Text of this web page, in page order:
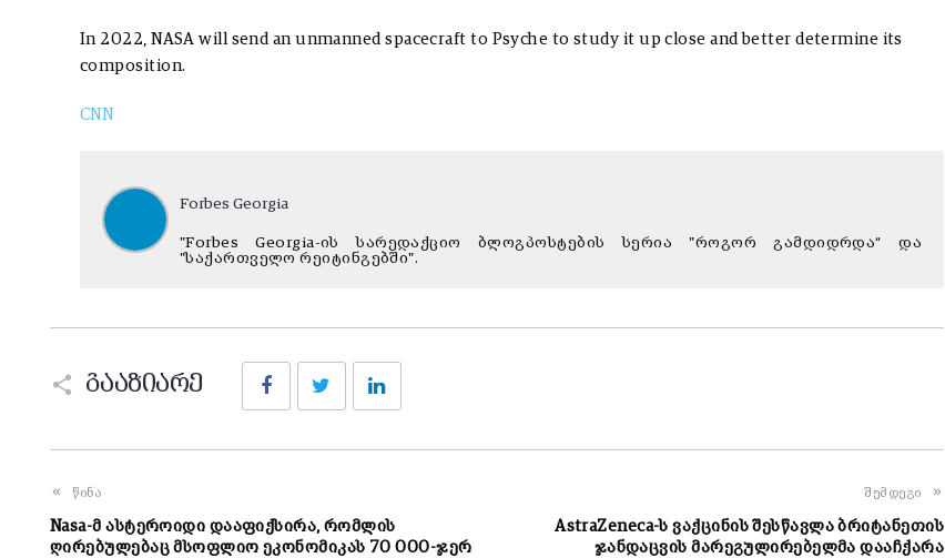
In 2022, NASA will send an unmanned spacecraft to Psyche to study it up close and better determine its
composition.
CNN
Forbes Georgia
"Forbes Georgia-ის სარედაქციო ბლოგპოსტების სერია "როგორ გამდიდრდა“ და
"საქართველო რეიტინგებში".
გააზიარე
FacebookTwitter
წინა
Nasa-მ ასტეროიდი დააფიქსირა, რომლის
ღირებულებაც მსოფლიო ეკონომიკას 70 000-ჯერ
შემდეგი
AstraZeneca-ს ვაქცინის შესწავლა ბრიტანეთის
ჯანდაცვის მარეგულირებელმა დააჩქარა